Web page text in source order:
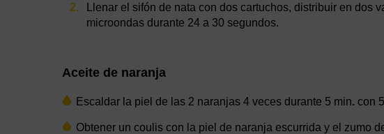
Llenar el sifón de nata con dos cartuchos, distribuir en dos
microondas durante 24 a 30 segundos.
Aceite de naranja
Escaldar la piel de las 2 naranjas 4 veces durante 5 min. con
Obtener un coulis con la piel de naranja escurrida y el zumo